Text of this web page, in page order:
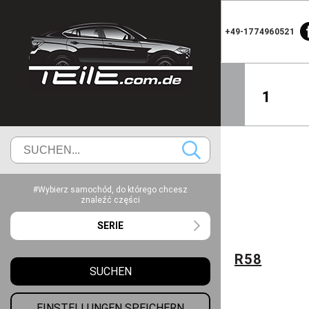
+49-1774960521
1
#Wybierz samochód, do którego chcesz
znaleźć części
SERIE
SUCHEN
R58